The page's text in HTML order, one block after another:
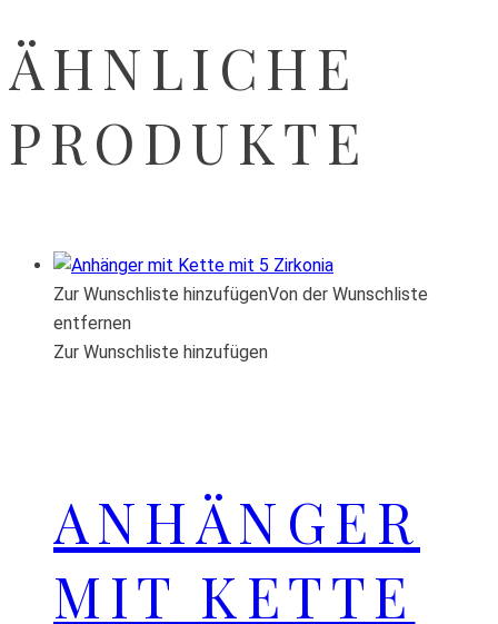
ÄHNLICHE
PRODUKTE
Zur Wunschliste hinzufügenVon der Wunschliste
entfernen
Zur Wunschliste hinzufügen
ANHÄNGER
MIT KETTE